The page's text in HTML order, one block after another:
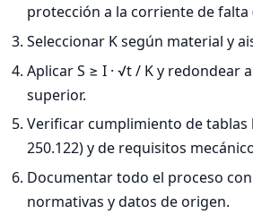
protección a la corriente de falta
Seleccionar K según material y
Aplicar S ≥ I · √t / K y redondear
superior.
Verificar cumplimiento de tablas
250.122) y de requisitos
Documentar todo el proceso
normativas y datos de origen.